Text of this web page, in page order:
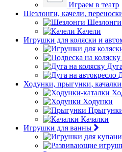
Играем в театр
Шезлонги, качели,
Шезлонги
Качели
Игрушки для коляски и
Ходунки, прыгунки, качалки
Ходунки
Качалки
Игрушки для ванны